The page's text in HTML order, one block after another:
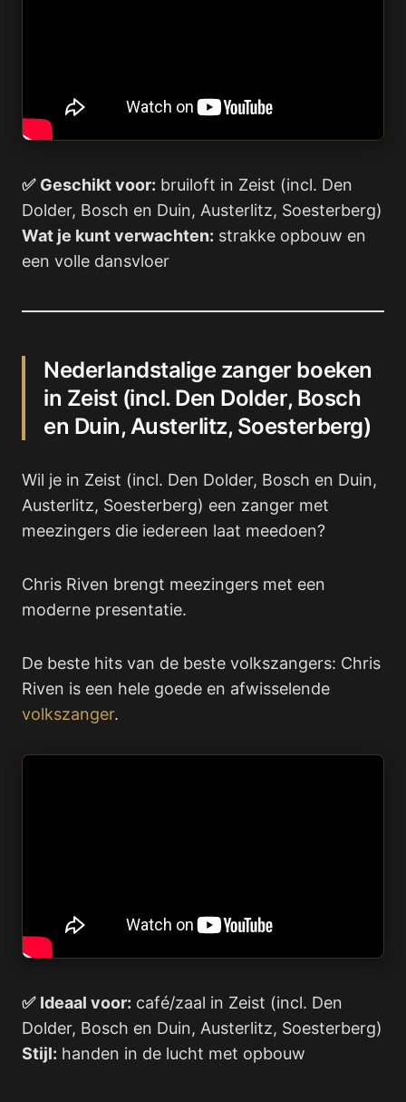
✅ Geschikt voor: bruiloft in Zeist (incl. Den
Dolder, Bosch en Duin, Austerlitz, Soesterberg)
Wat je kunt verwachten: strakke opbouw en
een volle dansvloer
Nederlandstalige zanger boeken
in Zeist (incl. Den Dolder, Bosch
en Duin, Austerlitz, Soesterberg)
Wil je in Zeist (incl. Den Dolder, Bosch en Duin,
Austerlitz, Soesterberg) een zanger met
meezingers die iedereen laat meedoen?
Chris Riven brengt meezingers met een
moderne presentatie.
De beste hits van de beste volkszangers: Chris
Riven is een hele goede en afwisselende
volkszanger.
✅ Ideaal voor: café/zaal in Zeist (incl. Den
Dolder, Bosch en Duin, Austerlitz, Soesterberg)
Stijl: handen in de lucht met opbouw